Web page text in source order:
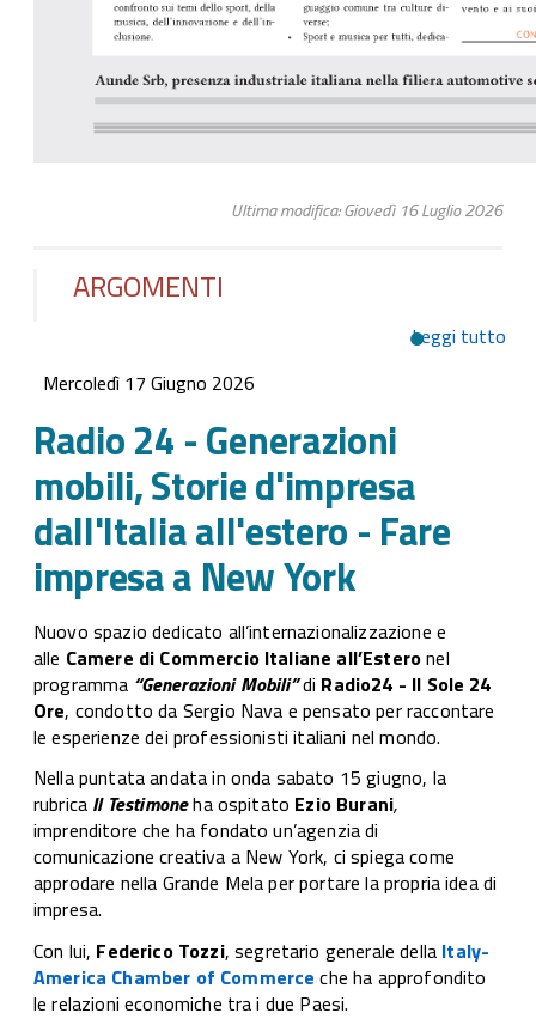
Ultima modifica: Giovedì 16 Luglio 2026
ARGOMENTI
Leggi tutto
Mercoledì 17 Giugno 2026
Radio 24 - Generazioni
mobili, Storie d'impresa
dall'Italia all'estero - Fare
impresa a New York
Nuovo spazio dedicato all’internazionalizzazione e
alle Camere di Commercio Italiane all’Esteronel
programma “Generazioni Mobili”di Radio24 - Il Sole 24
Ore, condotto da Sergio Nava e pensato per raccontare
le esperienze dei professionisti italiani nel mondo.
Nella puntata andata in onda sabato 15 giugno, la
rubrica Il Testimoneha ospitato Ezio Burani,
imprenditore che ha fondato un’agenzia di
comunicazione creativa a New York, ci spiega come
approdare nella Grande Mela per portare la propria idea di
impresa.
Con lui, Federico Tozzi, segretario generale della Italy-
America Chamber of Commerce che ha approfondito
le relazioni economiche tra i due Paesi.